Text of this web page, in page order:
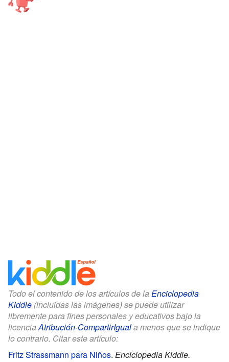
Todo el contenido de los artículos de la Enciclopedia
Kiddle (incluidas las imágenes) se puede utilizar
libremente para fines personales y educativos bajo la
licenciaAtribución-CompartirIguala menos que se indique
lo contrario. Citar este artículo:
Fritz Strassmann para Niños. Enciclopedia Kiddle.